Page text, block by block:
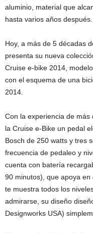
aluminio, material que
hasta varios años después.
Hoy, a más de 5 décadas
presenta su nueva
Cruise e-bike 2014,
con el esquema de una
2014.
Con la experiencia de
la Cruise e-Bike un pedal
Bosch de 250 watts y tres
frecuencia de pedaleo y
cuenta con batería
90 minutos), que apoya
te muestra todos los
admirarse, su diseño
Designworks USA)